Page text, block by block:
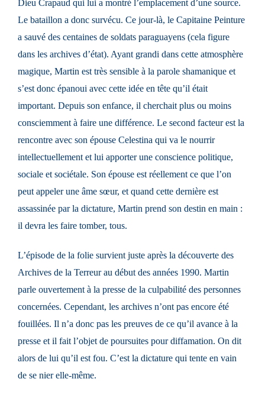
Dieu Crapaud qui lui a montré l’emplacement d’une source.
Le bataillon a donc survécu. Ce jour-là, le Capitaine Peinture
a sauvé des centaines de soldats paraguayens (cela figure
dans les archives d’état). Ayant grandi dans cette atmosphère
magique, Martin est très sensible à la parole shamanique et
s’est donc épanoui avec cette idée en tête qu’il était
important. Depuis son enfance, il cherchait plus ou moins
consciemment à faire une différence. Le second facteur est la
rencontre avec son épouse Celestina qui va le nourrir
intellectuellement et lui apporter une conscience politique,
sociale et sociétale. Son épouse est réellement ce que l’on
peut appeler une âme sœur, et quand cette dernière est
assassinée par la dictature, Martin prend son destin en main :
il devra les faire tomber, tous.
L’épisode de la folie survient juste après la découverte des
Archives de la Terreur au début des années 1990. Martin
parle ouvertement à la presse de la culpabilité des personnes
concernées. Cependant, les archives n’ont pas encore été
fouillées. Il n’a donc pas les preuves de ce qu’il avance à la
presse et il fait l’objet de poursuites pour diffamation. On dit
alors de lui qu’il est fou. C’est la dictature qui tente en vain
de se nier elle-même.